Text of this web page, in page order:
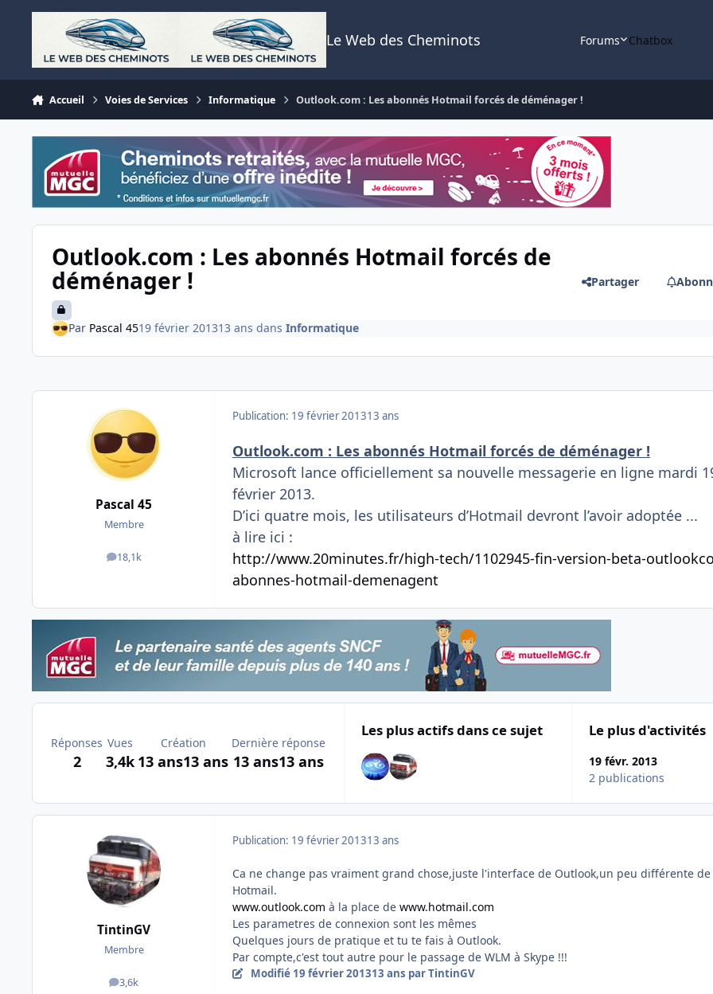
Aller au contenu
Le Web des Cheminots Forums Chatbox
Accueil Voies de Services Informatique Outlook.com : Les abonnés Hotmail forcés de déménager !
Outlook.com : Les abonnés Hotmail forcés de
déménager ! Partager
Par Pascal 4519 février 201313 ans dans Informatique
Pascal 45
Membre
18,1k
messages
Publication: 19 février 201313 ans
Outlook.com : Les abonnés Hotmail forcés de déménager !
Microsoft lance officiellement sa nouvelle messagerie en ligne mardi
février 2013.
D’ici quatre mois, les utilisateurs d’Hotmail devront l’avoir adoptée ...
à lire ici :
http://www.20minutes.fr/high-tech/1102945-fin-version-beta-
abonnes-hotmail-demenagent
Réponses
2
Vues
3,4k
Création
13 ans13 ans
Dernière réponse
13 ans13 ans
Les plus actifs dans ce sujet Le plus d'activités
19 févr. 2013
2 publications
TintinGV
Membre
3,6k
messages
Publication: 19 février 201313 ans
Ca ne change pas vraiment grand chose,juste l'interface de Outlook,un peu différente de
Hotmail.
www.outlook.com à la place de www.hotmail.com
Les parametres de connexion sont les mêmes
Quelques jours de pratique et tu te fais à Outlook.
Par compte,c'est tout autre pour le passage de WLM à Skype !!!
Modifié 19 février 201313 ans par TintinGV